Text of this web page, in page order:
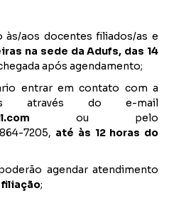
aos docentes filiados/as e
na sede da Adufs, das 14
após agendamento;
entrar em contato com a
através do e-mail
ou pelo
7205, até às 12 horas do
agendar atendimento
;